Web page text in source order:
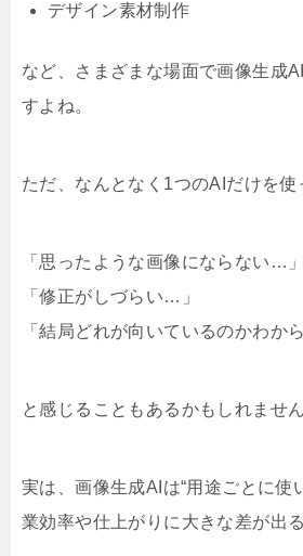
デザイン素材制作
など、さまざまな場面で画像生成
すよね。
ただ、なんとなく1つのAIだけを使
「思ったような画像にならない…」
「修正がしづらい…」
「結局どれが向いているのかわか
と感じることもあるかもしれません
実は、画像生成AIは“用途ごとに使
業効率や仕上がりに大きな差が出